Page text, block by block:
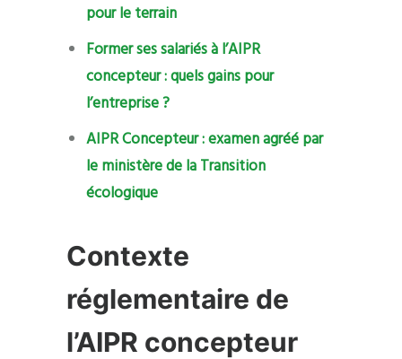
pour le terrain
Former ses salariés à l’AIPR
concepteur : quels gains pour
l’entreprise ?
AIPR Concepteur : examen agréé par
le ministère de la Transition
écologique
Contexte
réglementaire de
l’AIPR concepteur